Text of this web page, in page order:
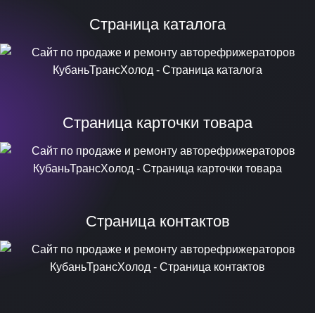
Страница каталога
Страница карточки товара
Страница контактов